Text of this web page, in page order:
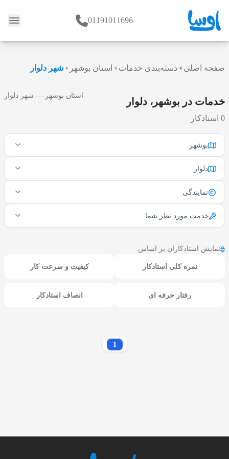
وبلاگ 01191011696
صفحه اصلی دسته‌بندی خدمات استان بوشهر شهر دلوار
خدمات در بوشهر، دلوار
0 استادکار
استان بوشهر — شهر دلوار
بوشهر
دلوار
نمایندگی
خدمت مورد نظر شما
نمایش استادکاران بر اساس
نمره کلی استادکار کیفیت و سرعت کار
رفتار حرفه ای انصاف استادکار
1